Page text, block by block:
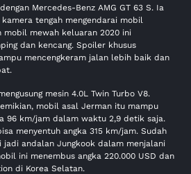
Mercedes-Benz AMG GT 63 S. Ia
tengah mengendarai mobil
mewah keluaran 2020 ini
dan kencang. Spoiler khusus
mencengkeram jalan lebih baik dan
mesin 4.0L Twin Turbo V8.
mobil asal Jerman itu mampu
96 km/jam dalam waktu 2,9 detik saja.
menyentuh angka 315 km/jam. Sudah
jadi andalan Jungkook dalam menjalani
ini menembus angka 220.000 USD dan
di Korea Selatan.